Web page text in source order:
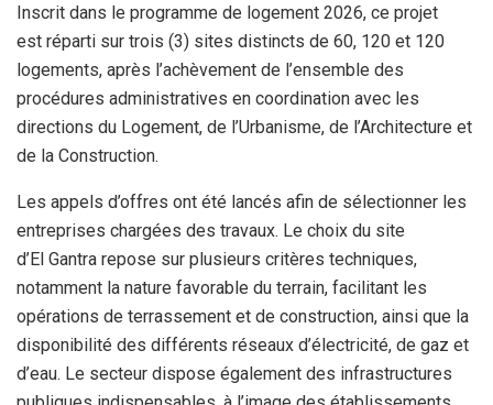
Inscrit dans le programme de logement 2026, ce projet
est réparti sur trois (3) sites distincts de 60, 120 et 120
logements, après l’achèvement de l’ensemble des
procédures administratives en coordination avec les
directions du Logement, de l’Urbanisme, de l’Architecture et
de la Construction.
Les appels d’offres ont été lancés afin de sélectionner les
entreprises chargées des travaux. Le choix du site
d’El Gantra repose sur plusieurs critères techniques,
notamment la nature favorable du terrain, facilitant les
opérations de terrassement et de construction, ainsi que la
disponibilité des différents réseaux d’électricité, de gaz et
d’eau. Le secteur dispose également des infrastructures